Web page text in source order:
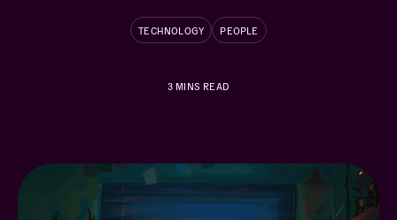
TECHNOLOGY PEOPLE
3MINS READ